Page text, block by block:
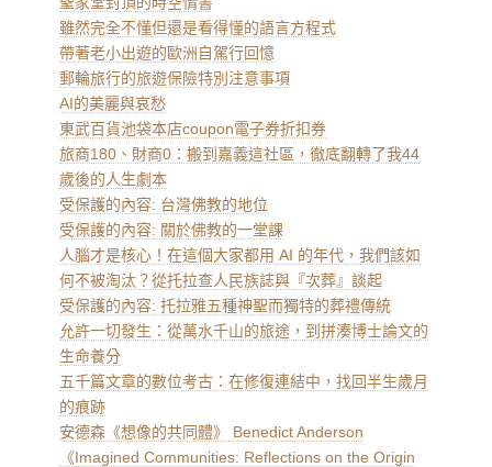
雖然完全不懂但還是看得懂的語言方程式
帶著老小出遊的歐洲自駕行回憶
郵輪旅行的旅遊保險特別注意事項
AI的美麗與哀愁
東武百貨池袋本店coupon電子券折扣券
旅商180、財商0：搬到嘉義這社區，徹底翻轉了我44
歲後的人生劇本
受保護的內容: 台灣佛教的地位
受保護的內容: 關於佛教的一堂課
人腦才是核心！在這個大家都用 AI 的年代，我們該如
何不被淘汰？從托拉查人民族誌與『次葬』談起
受保護的內容: 托拉雅五種神聖而獨特的葬禮傳統
允許一切發生：從萬水千山的旅途，到拼湊博士論文的
生命養分
五千篇文章的數位考古：在修復連結中，找回半生歲月
的痕跡
安德森《想像的共同體》 Benedict Anderson
《Imagined Communities: Reflections on the Origin